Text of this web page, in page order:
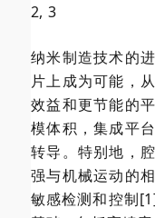
2, 3
纳米制造技术的
片上成为可能，
效益和更节能的
模体积，集成平
转导。特别地，
强与机械运动的
敏感检测和控制